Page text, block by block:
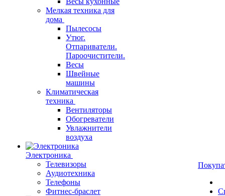
Мелкая техника для
дома
Пылесосы
Утюг.
Отпариватели.
Пароочистители.
Весы
Швейные
машины
Климатическая
техника
Вентиляторы
Обогреватели
Увлажнители
воздуха
Электроника
Телевизоры
Аудиотехника
Телефоны
Фитнес-браслет